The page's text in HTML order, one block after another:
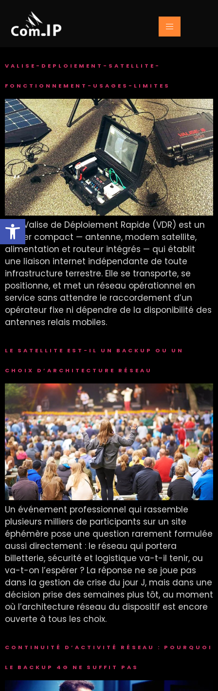
Ouvrir la barre d’outils
VALISE-DEPLOIEMENT-SATELLITE-
FONCTIONNEMENT-USAGES-LIMITES
Une Valise de Déploiement Rapide (VDR) est un
boîtier compact — antenne, modem satellite,
alimentation et routeur intégrés — qui établit
une liaison internet indépendante de toute
infrastructure terrestre. Elle se transporte, se
positionne, et met un réseau opérationnel en
service sans attendre le raccordement d’un
opérateur fixe ni dépendre de la disponibilité des
antennes relais mobiles.
LE SATELLITE EST-IL UN BACKUP OU UN
CHOIX D’ARCHITECTURE RÉSEAU
Un événement professionnel qui rassemble
plusieurs milliers de participants sur un site
éphémère pose une question rarement formulée
aussi directement : le réseau qui portera
billetterie, sécurité et logistique va-t-il tenir, ou
va-t-on l’espérer ? La réponse ne se joue pas
dans la gestion de crise du jour J, mais dans une
décision prise des semaines plus tôt, au moment
où l’architecture réseau du dispositif est encore
ouverte à tous les choix.
CONTINUITÉ D’ACTIVITÉ RÉSEAU : POURQUOI
LE BACKUP 4G NE SUFFIT PAS